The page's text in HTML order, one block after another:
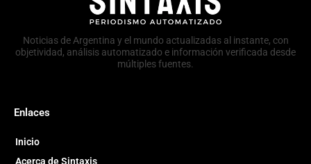
Noticias de Argentina y el mundo actualizadas al instante, con
objetividad, análisis automatizado e información verificada desde
múltiples fuentes.
Enlaces
Inicio
Acerca de Sintaxis